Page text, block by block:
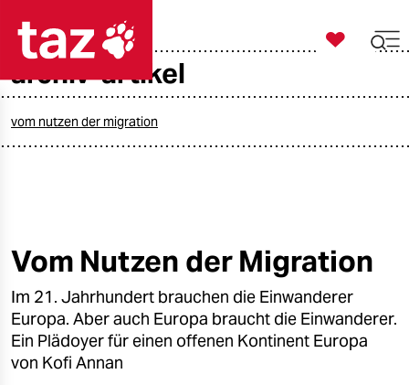
öko
gesellschaft
kultur
sport

taz zahl ich
archiv-artikel
vom nutzen der migration
Vom Nutzen der Migration
Im 21. Jahrhundert brauchen die Einwanderer
Europa. Aber auch Europa braucht die Einwanderer.
Ein Plädoyer für einen offenen Kontinent Europa
von Kofi Annan